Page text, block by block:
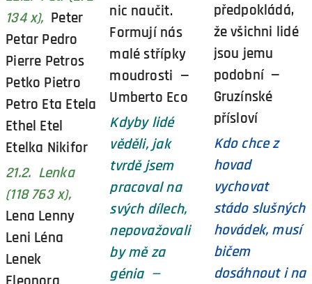
134 x), Peter
Petar Pedro
Pierre Petros
Petko Pietro
Petro Eta Etela
Ethel Etel
Etelka Nikifor
21.2. Lenka
(118 763 x),
Lena Lenny
Leni Léna
Lenek
nic naučit.
Formují nás
malé střípky
moudrosti —
Umberto Eco
Kdyby lidé
věděli, jak
tvrdě jsem
pracoval na
svých dílech,
nepovažovali
by mě za
génia —
předpokládá,
že všichni lidé
jsou jemu
podobní —
Gruzínské
přísloví
Kdo chce z
hovad
vychovat
stádo slušných
hovádek, musí
bičem
dosáhnout i na